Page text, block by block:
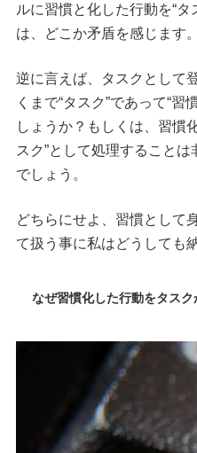
ルに習慣と化した行動を“
は、どこか矛盾を感じます。
逆に言えば、タスクとして
くまで“タスク”であって“
しょうか？もしくは、習慣
スク”として処理すること
でしょう。
どちらにせよ、習慣として
て扱う事に私はどうしても
なぜ習慣化した行動をタス